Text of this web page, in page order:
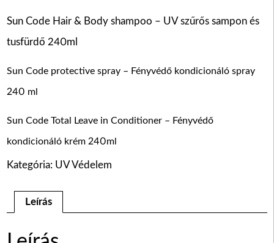
Sun Code Hair & Body shampoo – UV szűrős sampon és
tusfürdő 240ml
Sun Code protective spray – Fényvédő kondicionáló spray
240 ml
Sun Code Total Leave in Conditioner – Fényvédő
kondicionáló krém 240ml
Kategória: UV Védelem
Leírás